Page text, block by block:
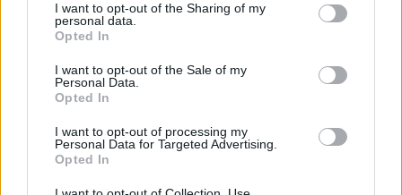
I want to opt-out of the Sharing of my
personal data.
Opted In
I want to opt-out of the Sale of my
Personal Data.
Opted In
I want to opt-out of processing my
Personal Data for Targeted Advertising.
Opted In
Leggi i commenti precedenti...
ToroBilKelso: